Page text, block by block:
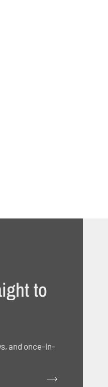
to
and once-in-